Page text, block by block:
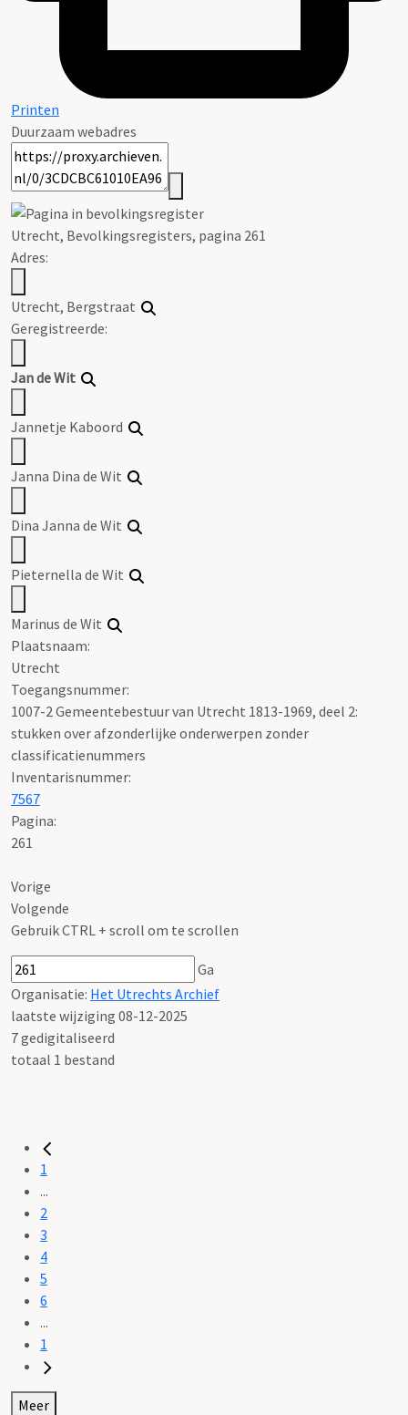
Printen
Duurzaam webadres
Utrecht, Bevolkingsregisters, pagina 261
Adres:
Utrecht, Bergstraat
Geregistreerde:
Jan de Wit
Jannetje Kaboord
Janna Dina de Wit
Dina Janna de Wit
Pieternella de Wit
Marinus de Wit
Plaatsnaam:
Utrecht
Toegangsnummer:
1007-2 Gemeentebestuur van Utrecht 1813-1969, deel 2:
stukken over afzonderlijke onderwerpen zonder
classificatienummers
Inventarisnummer:
7567
Pagina:
261
Vorige
Volgende
Gebruik CTRL + scroll om te scrollen
Ga
Organisatie: Het Utrechts Archief
laatste wijziging 08-12-2025
7 gedigitaliseerd
totaal 1 bestand
1
...
2
3
4
5
6
...
1
Meer